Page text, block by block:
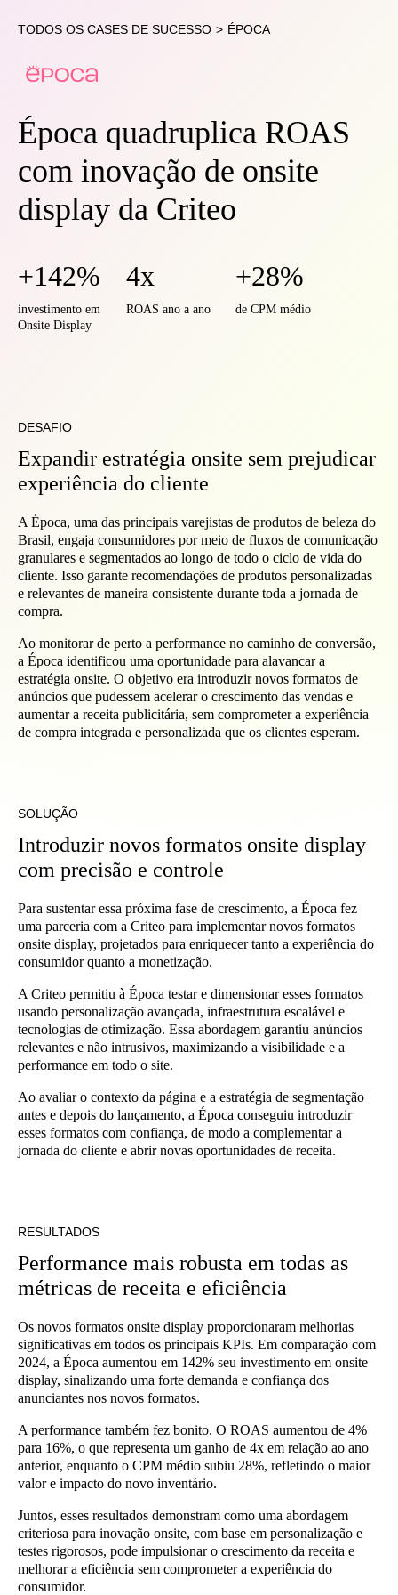
TODOS OS CASES DE SUCESSO > ÉPOCA
Época quadruplica ROAS
com inovação de onsite
display da Criteo
+142%
investimento em
Onsite Display
4x
ROAS ano a ano
+28%
de CPM médio
DESAFIO
Expandir estratégia onsite sem prejudicar
experiência do cliente
A Época, uma das principais varejistas de produtos de beleza do
Brasil, engaja consumidores por meio de fluxos de comunicação
granulares e segmentados ao longo de todo o ciclo de vida do
cliente. Isso garante recomendações de produtos personalizadas
e relevantes de maneira consistente durante toda a jornada de
compra.
Ao monitorar de perto a performance no caminho de conversão,
a Época identificou uma oportunidade para alavancar a
estratégia onsite. O objetivo era introduzir novos formatos de
anúncios que pudessem acelerar o crescimento das vendas e
aumentar a receita publicitária, sem comprometer a experiência
de compra integrada e personalizada que os clientes esperam.
SOLUÇÃO
Introduzir novos formatos onsite display
com precisão e controle
Para sustentar essa próxima fase de crescimento, a Época fez
uma parceria com a Criteo para implementar novos formatos
onsite display, projetados para enriquecer tanto a experiência do
consumidor quanto a monetização.
A Criteo permitiu à Época testar e dimensionar esses formatos
usando personalização avançada, infraestrutura escalável e
tecnologias de otimização. Essa abordagem garantiu anúncios
relevantes e não intrusivos, maximizando a visibilidade e a
performance em todo o site.
Ao avaliar o contexto da página e a estratégia de segmentação
antes e depois do lançamento, a Época conseguiu introduzir
esses formatos com confiança, de modo a complementar a
jornada do cliente e abrir novas oportunidades de receita.
RESULTADOS
Performance mais robusta em todas as
métricas de receita e eficiência
Os novos formatos onsite display proporcionaram melhorias
significativas em todos os principais KPIs. Em comparação com
2024, a Época aumentou em 142% seu investimento em onsite
display, sinalizando uma forte demanda e confiança dos
anunciantes nos novos formatos.
A performance também fez bonito. O ROAS aumentou de 4%
para 16%, o que representa um ganho de 4x em relação ao ano
anterior, enquanto o CPM médio subiu 28%, refletindo o maior
valor e impacto do novo inventário.
Juntos, esses resultados demonstram como uma abordagem
criteriosa para inovação onsite, com base em personalização e
testes rigorosos, pode impulsionar o crescimento da receita e
melhorar a eficiência sem comprometer a experiência do
consumidor.